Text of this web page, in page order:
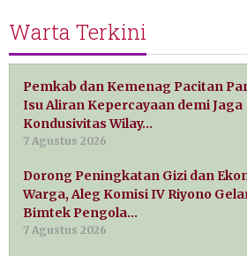
Warta Terkini
Pemkab dan Kemenag Pacitan
Isu Aliran Kepercayaan demi Jaga
Kondusivitas Wilay…
7 Agustus 2026
Dorong Peningkatan Gizi dan
Warga, Aleg Komisi IV Riyono
Bimtek Pengola…
7 Agustus 2026